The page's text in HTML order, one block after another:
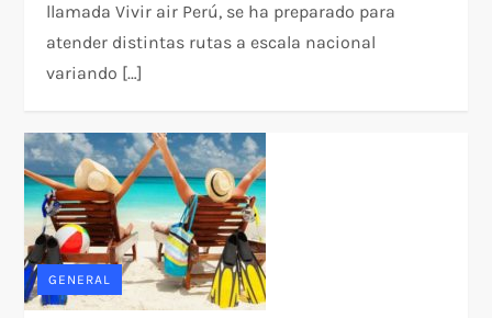
llamada Vivir air Perú, se ha preparado para
atender distintas rutas a escala nacional
variando […]
GENERAL